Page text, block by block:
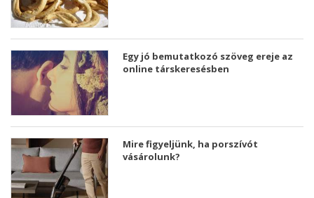
Egy jó bemutatkozó szöveg ereje az
online társkeresésben
Mire figyeljünk, ha porszívót
vásárolunk?